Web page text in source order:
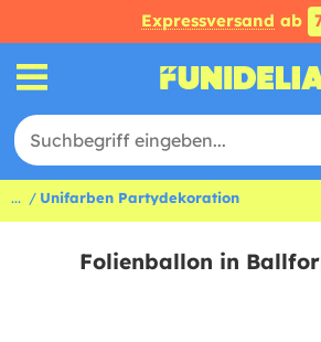
Expressversand ab
... Unifarben Partydekoration
Folienballon in